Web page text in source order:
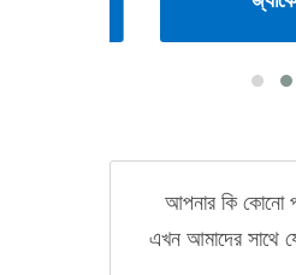
আপনার কি কোনো
এখন আমাদের সাথে